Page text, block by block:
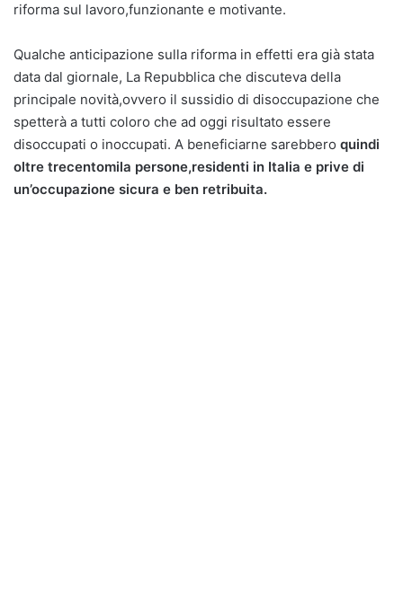
riforma sul lavoro,funzionante e motivante.
Qualche anticipazione sulla riforma in effetti era già stata
data dal giornale, La Repubblica che discuteva della
principale novità,ovvero il sussidio di disoccupazione che
spetterà a tutti coloro che ad oggi risultato essere
disoccupati o inoccupati. A beneficiarne sarebbero quindi
oltre trecentomila persone,residenti in Italia e prive di
un’occupazione sicura e ben retribuita.